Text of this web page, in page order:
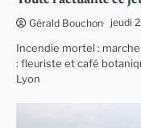
Gérald Bouchon jeudi
Incendie mortel : marche
: fleuriste et café
Lyon